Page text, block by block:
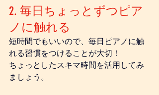
2. 毎日ちょっとずつピア
ノに触れる
短時間でもいいので、毎日ピアノに触
れる習慣をつけることが大切！
ちょっとしたスキマ時間を活用してみ
ましょう。